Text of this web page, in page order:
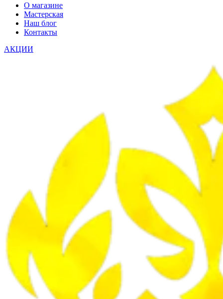
О магазине
Мастерская
Наш блог
Контакты
АКЦИИ